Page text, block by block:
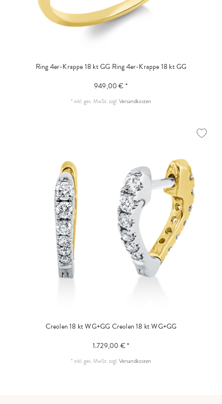
Ring 4er-Krappe 18 kt GG Ring 4er-Krappe 18 kt GG
949,00 € *
* inkl. ges. MwSt.zzgl.Versandkosten
Creolen 18 kt WG+GGCreolen 18 kt WG+GG
1.729,00 € *
* inkl. ges. MwSt.zzgl.Versandkosten